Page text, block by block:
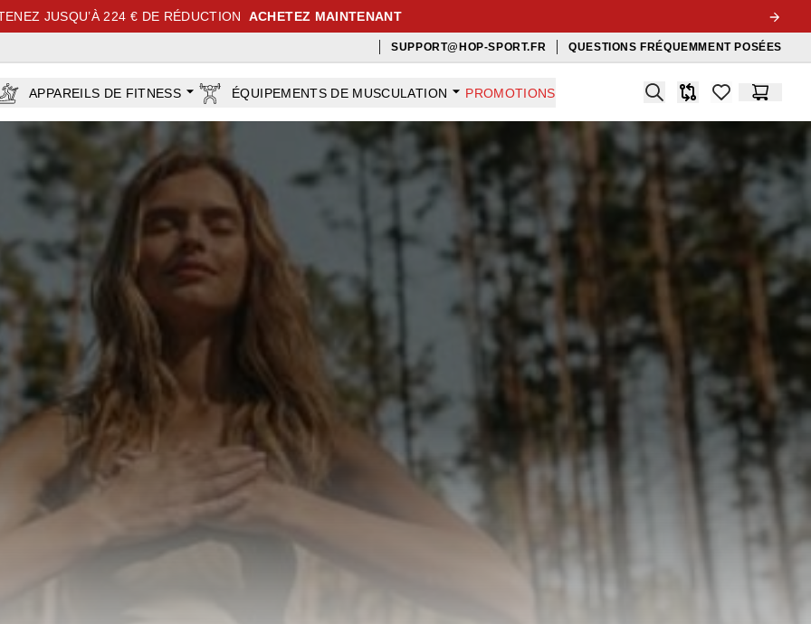
JUSQU’À 224 € DE RÉDUCTION ACHETEZ MAINTENANT
SUPPORT@HOP-SPORT.FR QUESTIONS FRÉQUEMMENT POSÉES
APPAREILS DE FITNESS ÉQUIPEMENTS DE MUSCULATION PROMOTIONS Search
Comparaison
items inPanier